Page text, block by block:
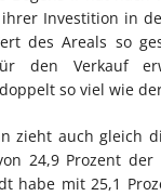
Investition in
des Areals so
den Verkauf
so viel wie
zieht auch gleich
24,9 Prozent der
habe mit 25,1